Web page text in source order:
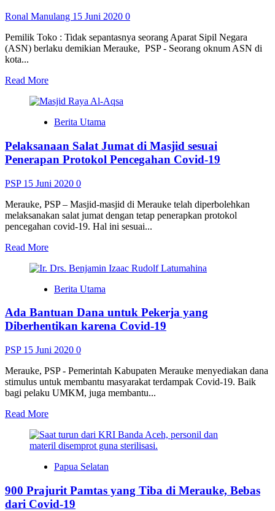
Sembuh,
Pasien
Positif
Tersisa
Ronal Manulang 15 Juni 2020 0
Pemilik Toko : Tidak sepantasnya seorang Aparat Sipil Negara
(ASN) berlaku demikian Merauke, PSP - Seorang oknum ASN di
kota...
Read MoreRead
about
Oknum
Pelempar
Coklat
ke
Kasir
Toko
Diciduk
Polisi,
Pelaku
2,8
penjara
Berita Utama
Pelaksanaan Salat Jumat di Masjid sesuai
Penerapan Protokol Pencegahan Covid-19
PSP 15 Juni 2020 0
Merauke, PSP – Masjid-masjid di Merauke telah diperbolehkan
melaksanakan salat jumat dengan tetap penerapkan protokol
pencegahan covid-19. Hal ini sesuai...
Read MoreRead
about
Salat
di
Masjid
Penerapan
Protokol
Pencegahan
Covid-
19
Berita Utama
Ada Bantuan Dana untuk Pekerja yang
Diberhentikan karena Covid-19
PSP 15 Juni 2020 0
Merauke, PSP - Pemerintah Kabupaten Merauke menyediakan dana
stimulus untuk membantu masyarakat terdampak Covid-19. Baik
bagi pelaku UMKM, juga membantu...
Read MoreRead
about
Ada
Dana
Pekerja
yang
Papua Selatan
900 Prajurit Pamtas yang Tiba di Merauke, Bebas
dari Covid-19